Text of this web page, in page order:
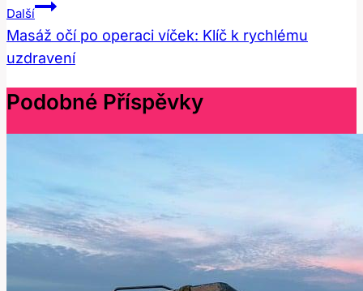
Příspěvek
Další
Masáž očí po operaci víček: Klíč k rychlému
uzdravení
Podobné Příspěvky